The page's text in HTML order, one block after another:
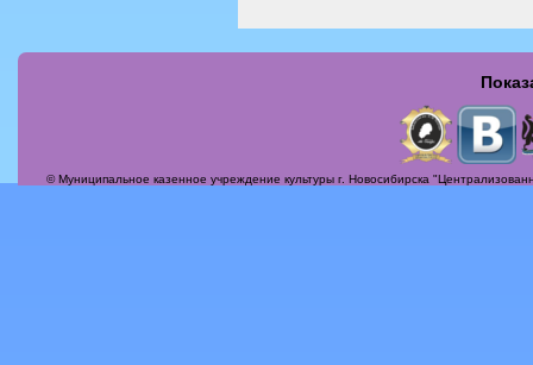
© Муниципальное казенное учреждение культуры г. Новосибирска